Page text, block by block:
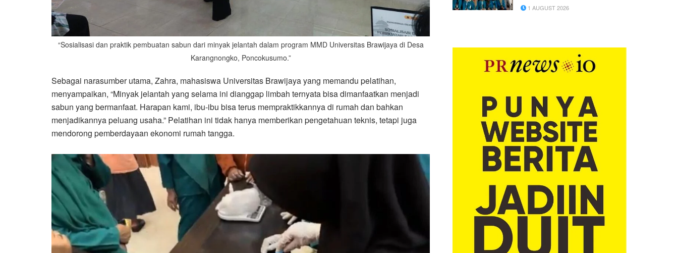
“Sosialisasi dan praktik pembuatan sabun dari minyak jelantah dalam program MMD Universitas Brawijaya di Desa
Karangnongko, Poncokusumo.”
Sebagai narasumber utama, Zahra, mahasiswa Universitas Brawijaya yang memandu pelatihan,
menyampaikan, “Minyak jelantah yang selama ini dianggap limbah ternyata bisa dimanfaatkan menjadi
sabun yang bermanfaat. Harapan kami, ibu-ibu bisa terus mempraktikkannya di rumah dan bahkan
menjadikannya peluang usaha.” Pelatihan ini tidak hanya memberikan pengetahuan teknis, tetapi juga
mendorong pemberdayaan ekonomi rumah tangga.
Cibunian
1 AUGUST 2026